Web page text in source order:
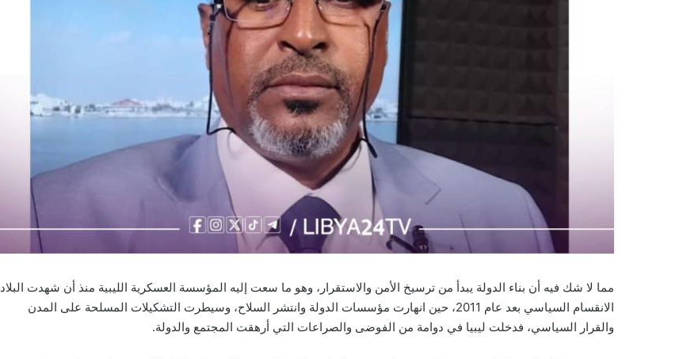
مما لا شك فيه أن بناء الدولة يبدأ من ترسيخ الأمن والاستقرار، وهو ما سعت إليه المؤسسة العسكرية الليبية منذ أن شهدت البلاد
الانقسام السياسي بعد عام 2011، حين انهارت مؤسسات الدولة وانتشر السلاح، وسيطرت التشكيلات المسلحة على المدن
والقرار السياسي، فدخلت ليبيا في دوامة من الفوضى والصراعات التي أرهقت المجتمع والدولة.